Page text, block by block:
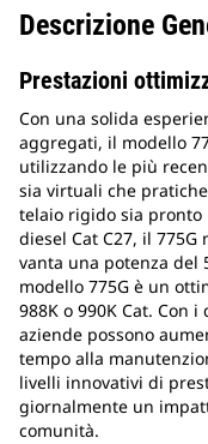
Descrizione
Prestazioni
Con una solida
aggregati, il modello
utilizzando le più
sia virtuali che
telaio rigido sia pronto
diesel Cat C27, il
vanta una potenza del
modello 775G è un
988K o 990K Cat. Con
aziende possono
tempo alla
livelli innovativi di
giornalmente un
comunità.